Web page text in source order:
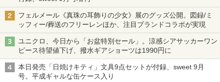
フェルメール《真珠の耳飾りの少女》展のグッズ公開。図録/ミ
ッフィー/葬送のフリーレンほか、注目ブランドコラボが実現
ユニクロ、今日から「お盆特別セール」。涼感シアサッカーワン
ピース待望値下げ、撥水ギアショーツは1990円に
本日発売「日焼けキティ」文具9点セットが付録、sweet 9月
号。平成ギャルな缶ケース入り